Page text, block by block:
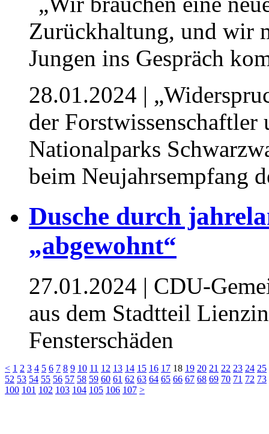
28.01.2024 |
der Forstwissenschaftler
Nationalparks
beim Neujahrsempfang
Dusche durch
„abgewohnt“
27.01.2024 | CDU-
aus dem Stadtteil
Fensterschäden
< 1 2 3 4 5 6 7 8 9 10 11 12 13 14 15 16 17 18 19 20 21 22 23 24 25
52 53 54 55 56 57 58 59 60 61 62 63 64 65 66 67 68 69 70 71 72 73
100 101 102 103 104 105 106 107 >